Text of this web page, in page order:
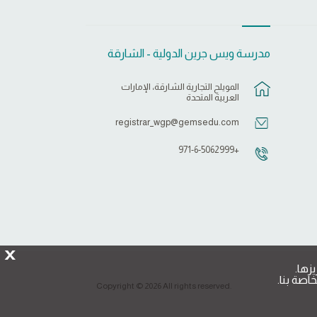
مدرسة ويس جرين الدولية - الشارقة
المويلح التجارية الشارقة، الإمارات
العربية المتحدة
registrar_wgp@gemsedu.com
+971-6-5062999
Copyright © 2026 All rights reserved.
X
بنا.